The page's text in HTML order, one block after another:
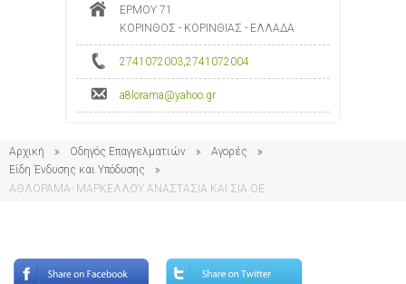
ΕΡΜΟΥ 71
ΚΟΡΙΝΘΟΣ - ΚΟΡΙΝΘΙΑΣ - ΕΛΛΑΔΑ
2741072003,2741072004
a8lorama@yahoo.gr
Αρχική Οδηγός Επαγγελματιών
Αγορές
Είδη Ένδυσης και Υπόδυσης
ΑΘΛΟΡΑΜΑ- ΜΑΡΚΕΛΛΟΥ ΑΝΑΣΤΑΣΙΑ ΚΑΙ ΣΙΑ ΟΕ